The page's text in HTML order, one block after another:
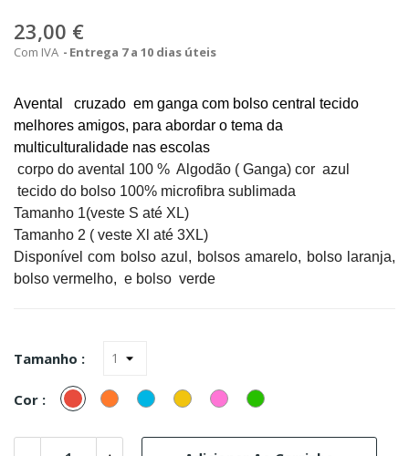
23,00 €
Com IVA Entrega 7 a 10 dias úteis
Avental cruzado em ganga com bolso central tecido
melhores amigos, para abordar o tema da
multiculturalidade nas escolas
corpo do avental 100 % Algodão ( Ganga) cor azul
tecido do bolso 100% microfibra sublimada
Tamanho 1(veste S até XL)
Tamanho 2 ( veste Xl até 3XL)
Disponível com bolso azul, bolsos amarelo, bolso laranja,
bolso vermelho, e bolso verde
Tamanho :
Cor : VermelhoLaranjaTurquesa
(Azul)
AmareloRosa verde